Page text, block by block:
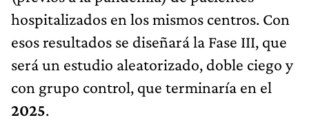
hospitalizados en los mismos centros. Con
esos resultados se diseñará la Fase III, que
será un estudio aleatorizado, doble ciego y
con grupo control, que terminaría en el
2025.